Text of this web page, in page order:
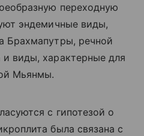
переходную
эндемичные виды,
Брахмапутры, речной
виды, характерные для
Мьянмы.
с гипотезой о
была связана с